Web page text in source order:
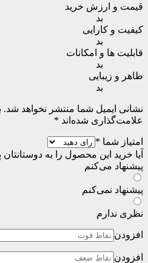
قیمت و ارزش خرید
بد
کیفیت و کارایی
بد
قابلیت ها و امکانات
بد
ظاهر و زیبایی
بد
نشانی ایمیل شما منتشر نخواهد شد.
علامت‌گذاری شده‌اند *
امتیاز شما *
آیا خرید این محصول را به
پیشنهاد می‌کنم
پیشنهاد نمی‌کنم
نظری ندارم
افزودن
افزودن